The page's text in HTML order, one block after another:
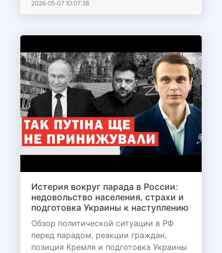
2026-05-07 10:07:38
Истерия вокруг парада в России:
недовольство населения, страхи и
подготовка Украины к наступлению
Обзор политической ситуации в РФ
перед парадом, реакции граждан,
позиция Кремля и подготовка Украины